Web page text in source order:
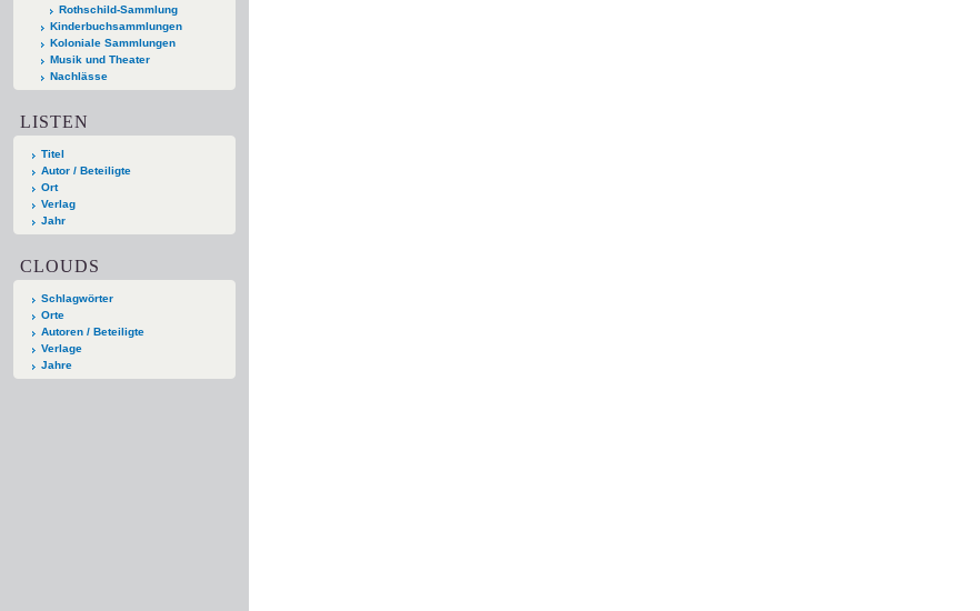
Rothschild-Sammlung
Kinderbuchsammlungen
Koloniale Sammlungen
Musik und Theater
Nachlässe
LISTEN
Titel
Autor / Beteiligte
Ort
Verlag
Jahr
CLOUDS
Schlagwörter
Orte
Autoren / Beteiligte
Verlage
Jahre